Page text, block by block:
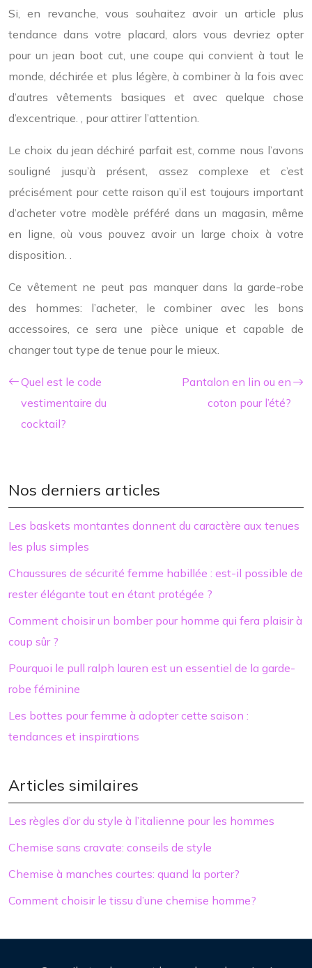
Si, en revanche, vous souhaitez avoir un article plus
tendance dans votre placard, alors vous devriez opter
pour un jean boot cut, une coupe qui convient à tout le
monde, déchirée et plus légère, à combiner à la fois avec
d’autres vêtements basiques et avec quelque chose
d’excentrique. , pour attirer l’attention.
Le choix du jean déchiré parfait est, comme nous l’avons
souligné jusqu’à présent, assez complexe et c’est
précisément pour cette raison qu’il est toujours important
d’acheter votre modèle préféré dans un magasin, même
en ligne, où vous pouvez avoir un large choix à votre
disposition. .
Ce vêtement ne peut pas manquer dans la garde-robe
des hommes: l’acheter, le combiner avec les bons
accessoires, ce sera une pièce unique et capable de
changer tout type de tenue pour le mieux.
Quel est le code
vestimentaire du
cocktail?
Pantalon en lin ou en
coton pour l’été?
Nos derniers articles
Les baskets montantes donnent du caractère aux tenues
les plus simples
Chaussures de sécurité femme habillée : est-il possible de
rester élégante tout en étant protégée ?
Comment choisir un bomber pour homme qui fera plaisir à
coup sûr ?
Pourquoi le pull ralph lauren est un essentiel de la garde-
robe féminine
Les bottes pour femme à adopter cette saison :
tendances et inspirations
Articles similaires
Les règles d’or du style à l’italienne pour les hommes
Chemise sans cravate: conseils de style
Chemise à manches courtes: quand la porter?
Comment choisir le tissu d’une chemise homme?